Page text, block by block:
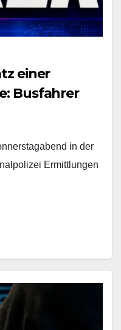
einer
Busfahrer
in der
Ermittlungen